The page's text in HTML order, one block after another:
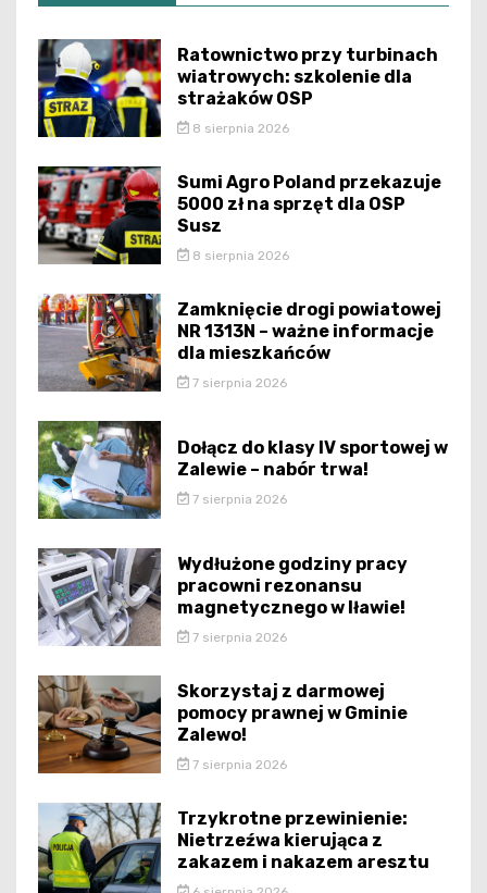
Ratownictwo przy turbinach
wiatrowych: szkolenie dla
strażaków OSP
8 sierpnia 2026
Sumi Agro Poland przekazuje
5000 zł na sprzęt dla OSP
Susz
8 sierpnia 2026
Zamknięcie drogi powiatowej
NR 1313N – ważne informacje
dla mieszkańców
7 sierpnia 2026
Dołącz do klasy IV sportowej w
Zalewie – nabór trwa!
7 sierpnia 2026
Wydłużone godziny pracy
pracowni rezonansu
magnetycznego w Iławie!
7 sierpnia 2026
Skorzystaj z darmowej
pomocy prawnej w Gminie
Zalewo!
7 sierpnia 2026
Trzykrotne przewinienie:
Nietrzeźwa kierująca z
zakazem i nakazem aresztu